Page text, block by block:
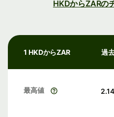
HKDからZARの
1 HKDからZAR 過
最高値